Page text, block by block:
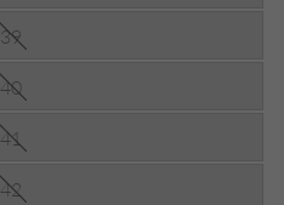
39
40
41
42